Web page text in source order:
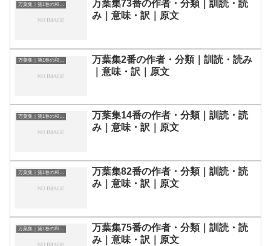
万葉集｜第1巻の和歌一覧
万葉集73番の作者・分類｜訓読・読
み｜意味・訳｜原文
万葉集｜第1巻の和歌一覧
万葉集2番の作者・分類｜訓読・読み
｜意味・訳｜原文
万葉集｜第1巻の和歌一覧
万葉集14番の作者・分類｜訓読・読
み｜意味・訳｜原文
万葉集｜第1巻の和歌一覧
万葉集82番の作者・分類｜訓読・読
み｜意味・訳｜原文
万葉集｜第1巻の和歌一覧
万葉集75番の作者・分類｜訓読・読
み｜意味・訳｜原文